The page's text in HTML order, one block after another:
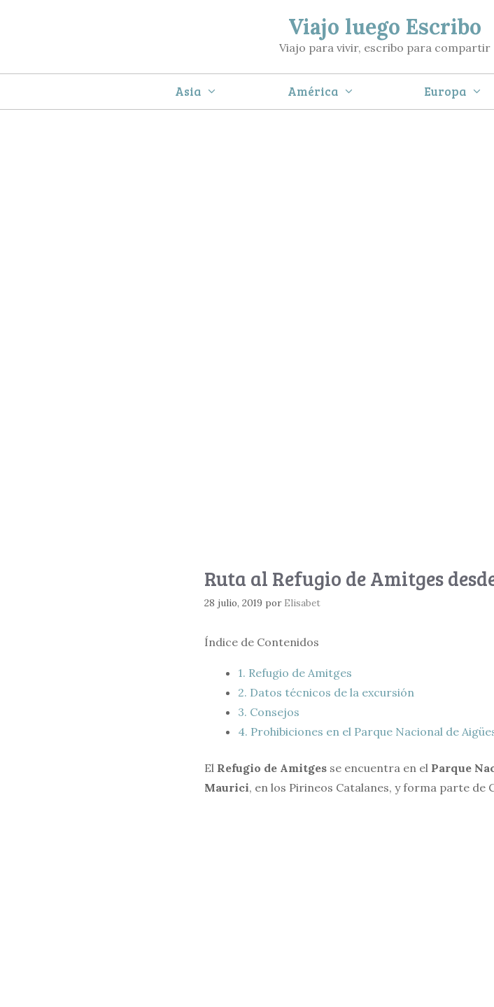
Viajo luego Escribo
Viajo para vivir, escribo para compartir
Asia América Europa
Ruta al Refugio de Amitges
28 julio, 2019 por Elisabet
Índice de Contenidos
1. Refugio de Amitges
2. Datos técnicos de la excursión
3. Consejos
4. Prohibiciones en el Parque Nacional de
El Refugio de Amitges se encuentra en el Parque
Maurici, en los Pirineos Catalanes, y forma parte de